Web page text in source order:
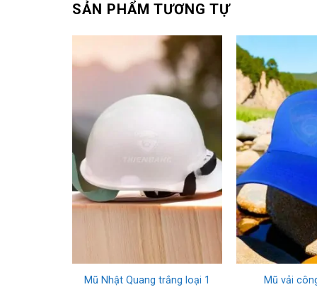
SẢN PHẨM TƯƠNG TỰ
Mũ Nhật Quang trắng loại 1
+
Mũ vải